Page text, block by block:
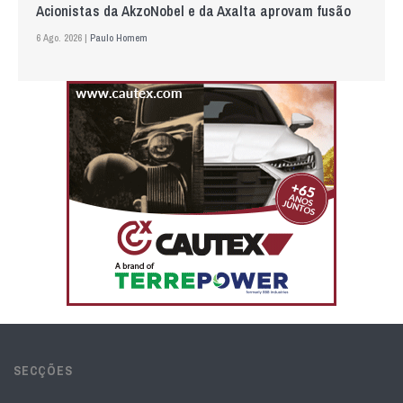
Acionistas da AkzoNobel e da Axalta aprovam fusão
6 Ago. 2026 | Paulo Homem
SECÇÕES